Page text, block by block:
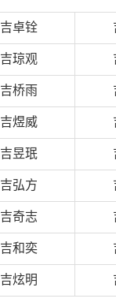
吉卓铨
吉琼观
吉桥雨
吉煜威
吉昱珉
吉弘方
吉奇志
吉和奕
吉炫明